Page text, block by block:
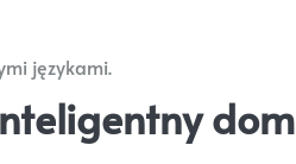
językami.
dom